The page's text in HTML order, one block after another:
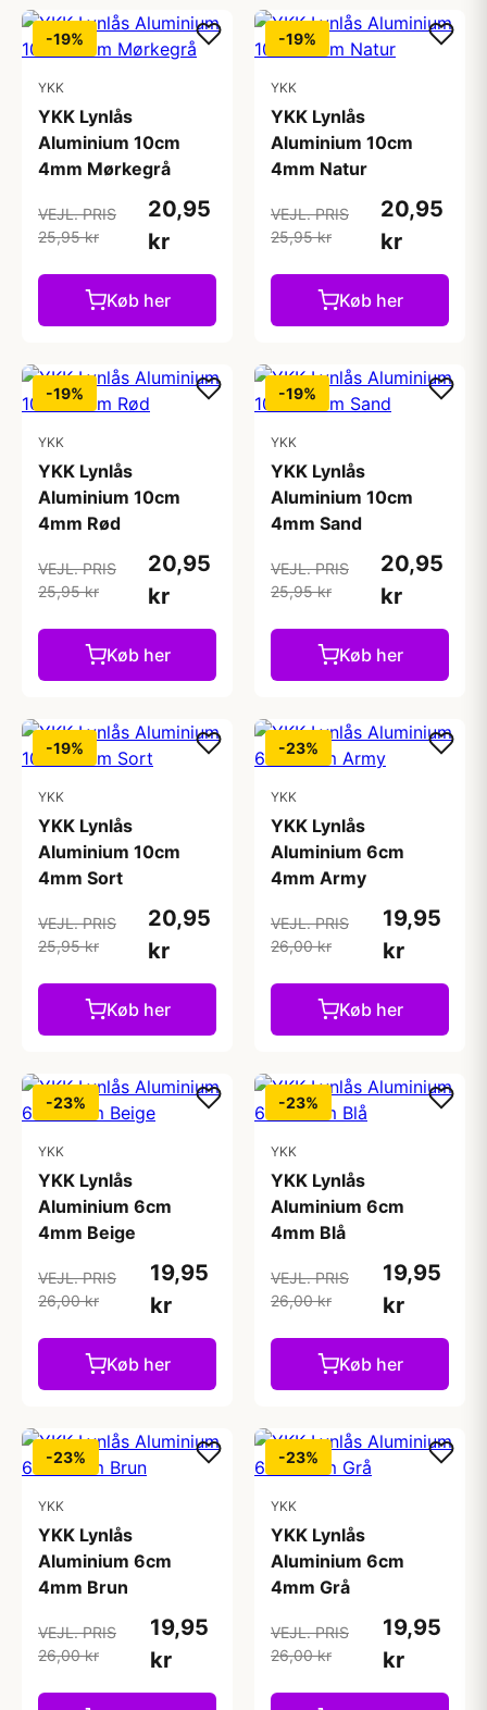
-19%
YKK
YKK Lynlås
Aluminium 10cm
4mm Mørkegrå
VEJL. PRIS
25,95 kr
20,95
kr
Køb her
-19%
YKK
YKK Lynlås
Aluminium 10cm
4mm Natur
VEJL. PRIS
25,95 kr
20,95
kr
Køb her
-19%
YKK
YKK Lynlås
Aluminium 10cm
4mm Rød
VEJL. PRIS
25,95 kr
20,95
kr
Køb her
-19%
YKK
YKK Lynlås
Aluminium 10cm
4mm Sand
VEJL. PRIS
25,95 kr
20,95
kr
Køb her
-19%
YKK
YKK Lynlås
Aluminium 10cm
4mm Sort
VEJL. PRIS
25,95 kr
20,95
kr
Køb her
-23%
YKK
YKK Lynlås
Aluminium 6cm
4mm Army
VEJL. PRIS
26,00 kr
19,95
kr
Køb her
-23%
YKK
YKK Lynlås
Aluminium 6cm
4mm Beige
VEJL. PRIS
26,00 kr
19,95
kr
Køb her
-23%
YKK
YKK Lynlås
Aluminium 6cm
4mm Blå
VEJL. PRIS
26,00 kr
19,95
kr
Køb her
-23%
YKK
YKK Lynlås
Aluminium 6cm
4mm Brun
VEJL. PRIS
26,00 kr
19,95
kr
-23%
YKK
YKK Lynlås
Aluminium 6cm
4mm Grå
VEJL. PRIS
26,00 kr
19,95
kr